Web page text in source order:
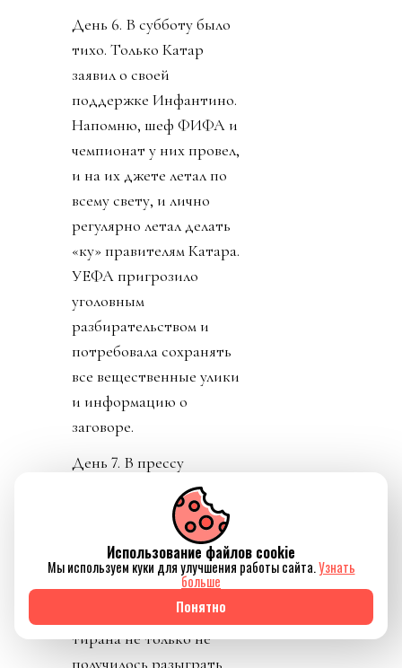
День 6. В субботу было
тихо. Только Катар
заявил о своей
поддержке Инфантино.
Напомню, шеф ФИФА и
чемпионат у них провел,
и на их джете летал по
всему свету, и лично
регулярно летал делать
«ку» правителям Катара.
УЕФА пригрозило
уголовным
разбирательством и
потребовала сохранять
все вещественные улики
и информацию о
заговоре.
День 7. В прессу
вбросили рассказы о
том, как Инфантино
буллили в детстве.
Публика восприняла как
должно. «Жаль тебя.
Теперь проваливай». У
тирана не только не
получилось разыграть
Использование файлов cookie
Мы используем куки для улучшения работы сайта.Узнать
больше
Понятно